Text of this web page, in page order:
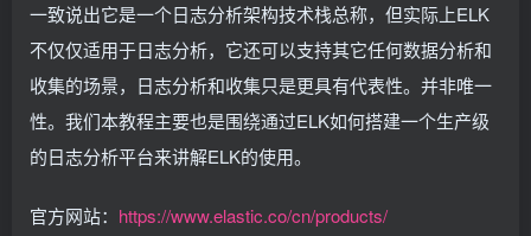
一致说出它是一个日志分析架构技术栈总称，但实际上ELK
不仅仅适用于日志分析，它还可以支持其它任何数据分析和
收集的场景，日志分析和收集只是更具有代表性。并非唯一
性。我们本教程主要也是围绕通过ELK如何搭建一个生产级
的日志分析平台来讲解ELK的使用。
官方网站： https://www.elastic.co/cn/products/